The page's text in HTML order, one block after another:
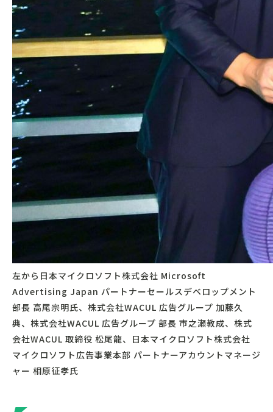
左から日本マイクロソフト株式会社 Microsoft
Advertising Japan パートナーセールスデベロップメント
部長 高尾宗明氏、株式会社WACUL 広告グループ 加藤久
典、株式会社WACUL 広告グループ 部長 市之瀬教成、株式
会社WACUL 取締役 松尾龍、日本マイクロソフト株式会社
マイクロソフト広告事業本部 パートナーアカウントマネージ
ャー 相原征孝氏